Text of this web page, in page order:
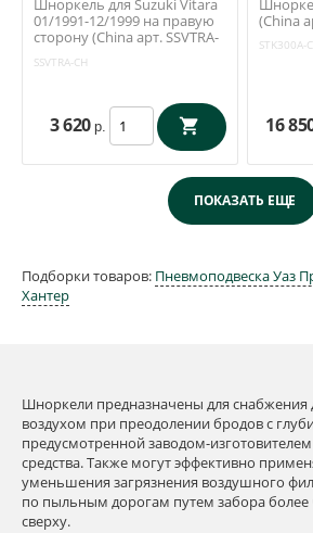
Шноркель для Suzuki Vitara
01/1991-12/1999 на правую
сторону (China арт. SSVTRA-
SSVTRA-CH
3 620 р.
(China
STK300A-
16
Подборки товаров: Пневмоподвеска Уаз
Хантер
Шноркели предназначены для снабжения
воздухом при преодолении бродов с
предусмотренной заводом-
средства. Также могут эффективно
уменьшения загрязнения воздушного
по пыльным дорогам путем забора более
сверху.